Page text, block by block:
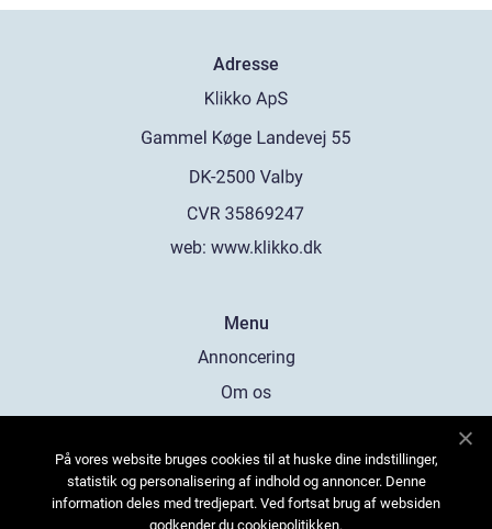
Adresse
web: www.klikko.dk
Menu
Annoncering
Om os
Kontakt os
Sitemap
På vores website bruges cookies til at huske dine indstillinger,
statistik og personalisering af indhold og annoncer. Denne
information deles med tredjepart. Ved fortsat brug af websiden
godkender du cookiepolitikken.